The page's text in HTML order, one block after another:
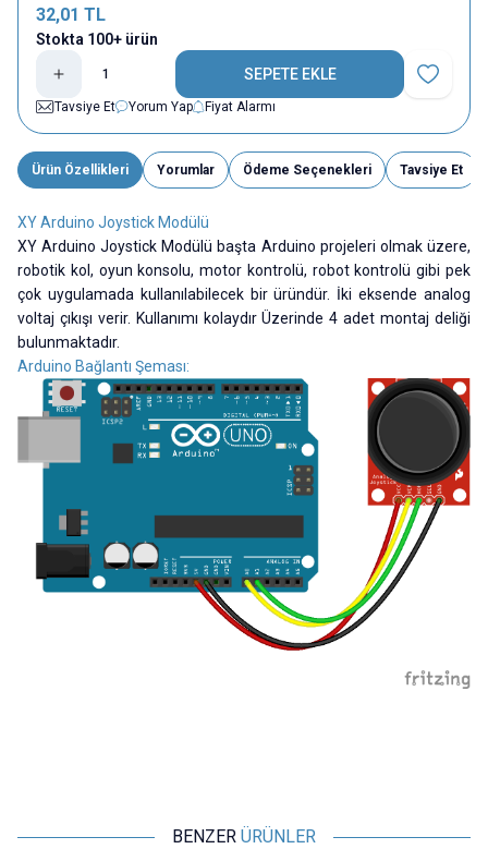
32,01 TL
Stokta 100+ ürün
SEPETE EKLE
Favoriye
Tavsiye Et
Yorum Yap Fiyat Alarmı
Ürün Özellikleri Yorumlar Ödeme Seçenekleri Tavsiye Et
XY Arduino Joystick Modülü
XY Arduino Joystick Modülü başta Arduino projeleri olmak üzere,
robotik kol, oyun konsolu, motor kontrolü, robot kontrolü gibi pek
çok uygulamada kullanılabilecek bir üründür. İki eksende analog
voltaj çıkışı verir. Kullanımı kolaydır Üzerinde 4 adet montaj deliği
bulunmaktadır.
Arduino Bağlantı Şeması:
BENZER ÜRÜNLER